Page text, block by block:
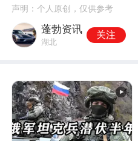
声明：个人原创，仅供参考
蓬勃资讯
湖北
关注